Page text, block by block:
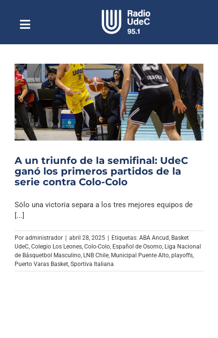
contenidoToggle
NavigationEscuchar Radio UdeC en vivo
Quiénes Somos
Programación
Podcast
Noticias
Columnas
Música Clásica
Especiales
A un triunfo de la semifinal: UdeC
ganó los primeros partidos de la
serie contra Colo-Colo
Sólo una victoria separa a los tres mejores equipos de
[...]
Por administrador | abril 28, 2025 | Etiquetas: ABA Ancud Basket
UdeC Colegio Los Leones Colo-Colo Español de Osorno Liga Nacional
de Básquetbol Masculino LNB Chile Municipal Puente Alto playoffs
Puerto Varas Basket Sportiva Italiana